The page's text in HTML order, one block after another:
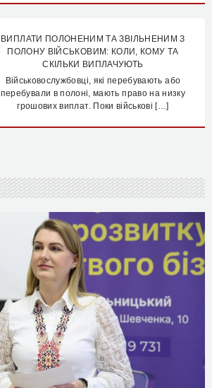
ВИПЛАТИ ПОЛОНЕНИМ ТА ЗВІЛЬНЕНИМ З
ПОЛОНУ ВІЙСЬКОВИМ: КОЛИ, КОМУ ТА
СКІЛЬКИ ВИПЛАЧУЮТЬ
Військовослужбовці, які перебувають або
перебували в полоні, мають право на низку
грошових виплат. Поки військові […]